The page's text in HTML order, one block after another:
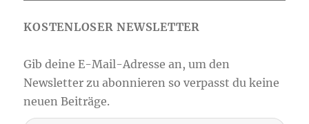
Gib deine E-Mail-Adresse ein ...